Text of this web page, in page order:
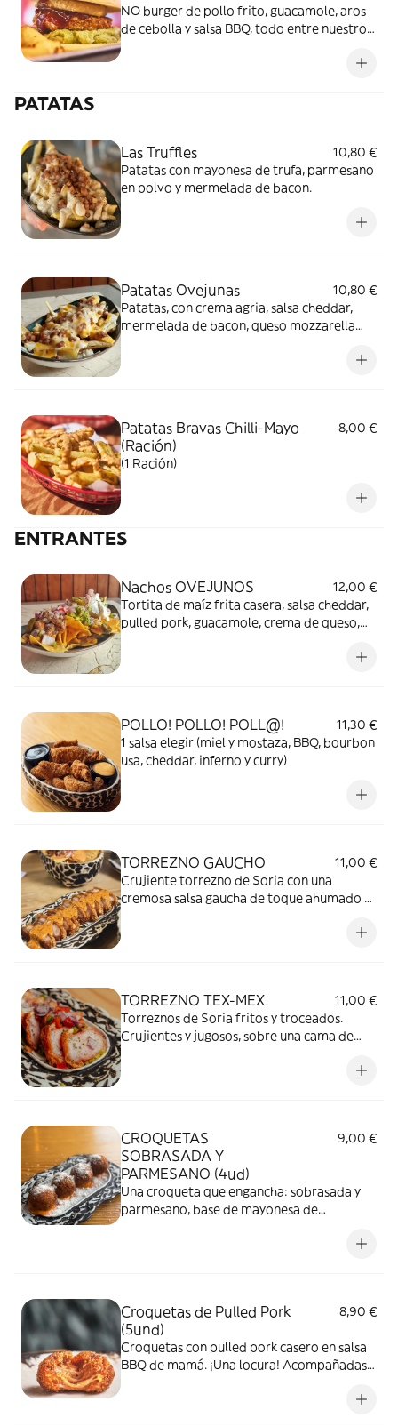
NO burger de pollo frito, guacamole, aros
de cebolla y salsa BBQ, todo entre nuestro
PATATAS
Las Truffles
10,80 €
Patatas con mayonesa de trufa, parmesano
en polvo y mermelada de bacon.
Patatas Ovejunas
10,80 €
Patatas, con crema agria, salsa cheddar,
mermelada de bacon, queso mozzarella
Patatas Bravas Chilli-Mayo
(Ración)
8,00 €
(1 Ración)
ENTRANTES
Nachos OVEJUNOS
12,00 €
Tortita de maíz frita casera, salsa cheddar,
pulled pork, guacamole, crema de queso,
POLLO! POLLO! POLL@!
11,30 €
1 salsa elegir (miel y mostaza, BBQ, bourbon
usa, cheddar, inferno y curry)
TORREZNO GAUCHO
11,00 €
Crujiente torrezno de Soria con una
cremosa salsa gaucha de toque ahumado y
TORREZNO TEX-MEX
11,00 €
Torreznos de Soria fritos y troceados.
Crujientes y jugosos, sobre una cama de
CROQUETAS
SOBRASADA Y
PARMESANO (4ud)
9,00 €
Una croqueta que engancha: sobrasada y
parmesano, base de mayonesa de
Croquetas de Pulled Pork
(5und)
8,90 €
Croquetas con pulled pork casero en salsa
BBQ de mamá. ¡Una locura! Acompañadas